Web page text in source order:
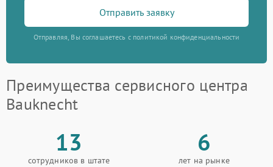
Отправить заявку
Отправляя, Вы соглашаетесь с политикой конфиденциальности
Преимущества сервисного центра
Bauknecht
13
сотрудников в штате
6
лет на рынке